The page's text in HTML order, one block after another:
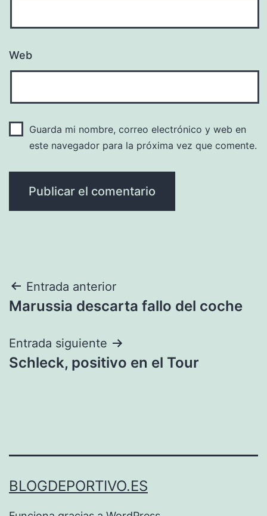
Web
Guarda mi nombre, correo electrónico y web en
este navegador para la próxima vez que comente.
Navegación
de
entradas
Entrada anterior
Marussia descarta fallo del coche
Entrada siguiente
Schleck, positivo en el Tour
BLOGDEPORTIVO.ES